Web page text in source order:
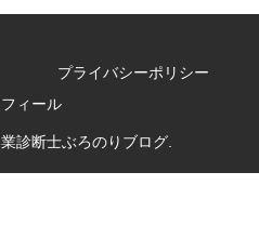
プライバシーポリシー
ィール
診断士ぶろのりブログ.